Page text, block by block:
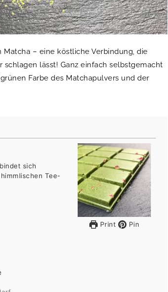
– eine köstliche Verbindung, die
schlagen lässt! Ganz einfach selbstgemacht
Farbe des Matchapulvers und der
Print Pin
sich
Tee-